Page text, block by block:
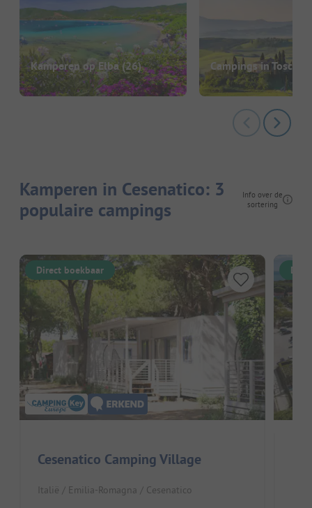
Kamperen op Elba(26) Campings in Toscane
Kamperen in Cesenatico: 3
populaire campings
Info over de
sortering
Direct boekbaar
Cesenatico Camping Village
Italië / Emilia-Romagna / Cesenatico